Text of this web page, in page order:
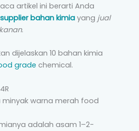
artikel ini berarti Anda
supplier bahan kimia yang jual
.
dijelaskan 10 bahan kimia
grade chemical.
minyak warna merah food
adalah asam 1–2-